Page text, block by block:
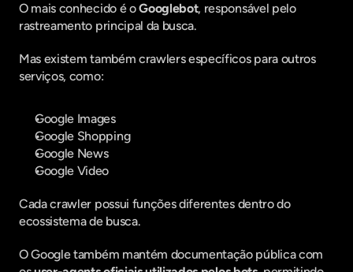
O mais conhecido é o Googlebot, responsável pelo
rastreamento principal da busca.
Mas existem também crawlers específicos para outros
serviços, como:
Google Images
Google Shopping
Google News
Google Video
Cada crawler possui funções diferentes dentro do
ecossistema de busca.
O Google também mantém documentação pública com